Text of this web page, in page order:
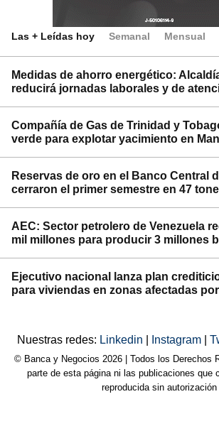
Las + Leídas hoy Semanal Mensual
Medidas de ahorro energético:
reducirá jornadas laborales y de
Compañía de Gas de Trinidad y
verde para explotar yacimiento en
Reservas de oro en el Banco Central
cerraron el primer semestre en 47
AEC: Sector petrolero de Venezuela
mil millones para producir 3 millones
Ejecutivo nacional lanza plan
para viviendas en zonas afectadas
Nuestras redes: Linkedin Instagram
© Banca y Negocios 2026 | Todos los Derechos
parte de esta página ni las publicaciones que
reproducida sin autorización